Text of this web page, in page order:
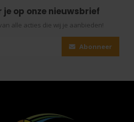
op onze nieuwsbrief
alle acties die wij je aanbieden!
Abonneer